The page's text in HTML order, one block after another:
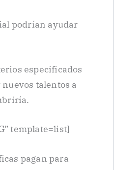
podrían ayudar
especificados
talentos a
template=list]
pagan para